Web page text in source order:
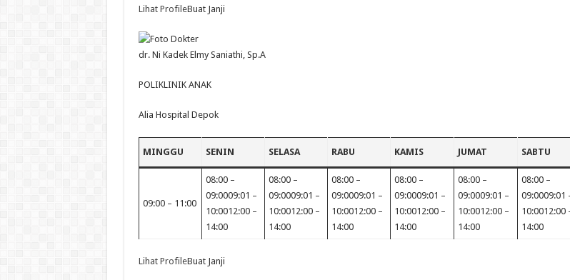
Lihat ProfileBuat Janji
dr. Ni Kadek Elmy Saniathi, Sp.A
POLIKLINIK ANAK
Alia Hospital Depok
MINGGU SENIN SELASA RABU KAMIS JUMAT SABTU
09:00 – 11:00
08:00 –
09:0009:01 –
10:0012:00 –
14:00
08:00 –
09:0009:01 –
10:0012:00 –
14:00
08:00 –
09:0009:01 –
10:0012:00 –
14:00
08:00 –
09:0009:01 –
10:0012:00 –
14:00
08:00 –
09:0009:01 –
10:0012:00 –
14:00
08:00 –
09:0009:01
10:0012:00
14:00
Lihat ProfileBuat Janji